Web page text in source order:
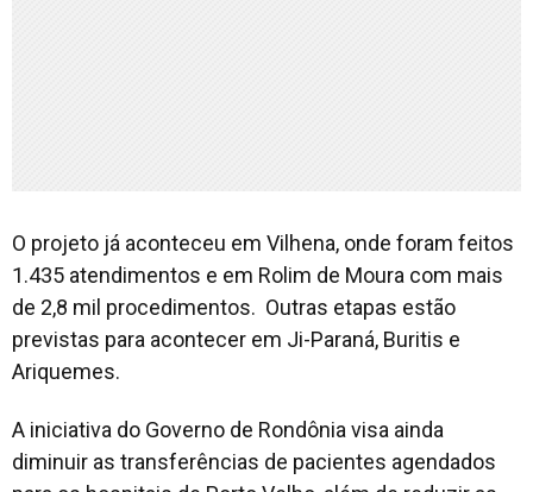
O projeto já aconteceu em Vilhena, onde foram feitos
1.435 atendimentos e em Rolim de Moura com mais
de 2,8 mil procedimentos. Outras etapas estão
previstas para acontecer em Ji-Paraná, Buritis e
Ariquemes.
A iniciativa do Governo de Rondônia visa ainda
diminuir as transferências de pacientes agendados